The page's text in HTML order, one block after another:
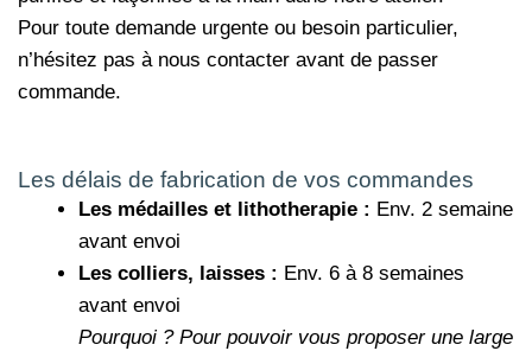
Pour toute demande urgente ou besoin particulier,
n’hésitez pas à nous contacter avant de passer
commande.
Les délais de fabrication de vos commandes
Les médailles et lithotherapie : Env. 2 semaine
avant envoi
Les colliers, laisses : Env. 6 à 8 semaines
avant envoi
Pourquoi ? Pour pouvoir vous proposer une large